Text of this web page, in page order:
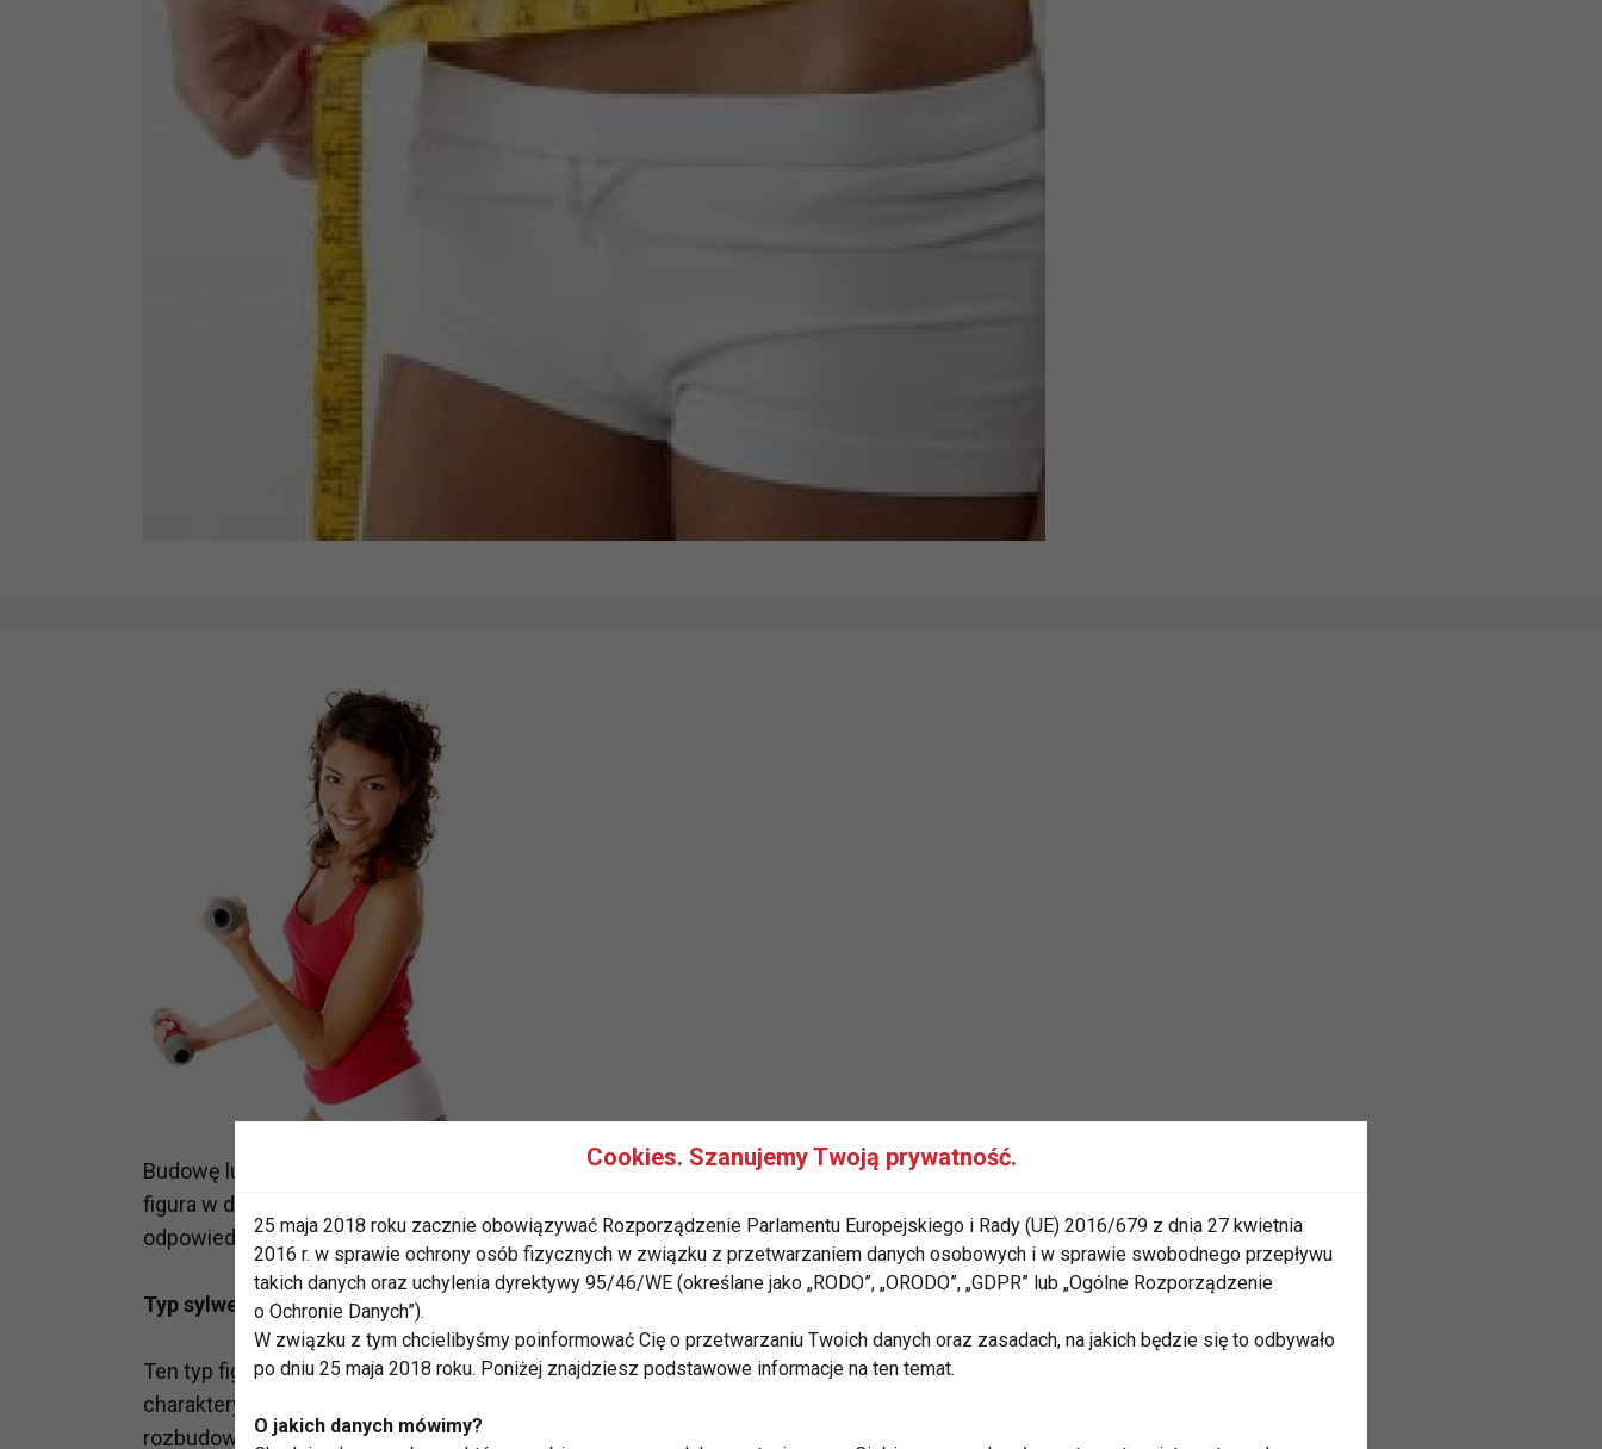
Budowę ludzkich ciał można porównać do trzech wzorców: gruszki, jabłka i klepsydry. Nasza
figura w dużej mierze zależy od uwarunkowań genetycznych. Jednak właściwa dieta,
odpowiednia ilośććwiczeń fizycznychpozwoli nam wymodelować figurę.
Typ sylwetki – gruszka
Ten typ figury zdecydowanie częściej występuje u kobiet niż u mężczyzn. Jej cechą
charakterystyczną jest drobna budowa górnych części ciała, jednak dolne jego partie są dość
rozbudowane. Gruszka to szczupłe ramiona i wąska talia, ale obfite biodra, pośladki i uda, czyli
Cookies. Szanujemy Twoją prywatność.
25 maja 2018 roku zacznie obowiązywać Rozporządzenie Parlamentu Europejskiego i Rady (UE) 2016/679 z dnia 27 kwietnia
2016 r. w sprawie ochrony osób fizycznych w związku z przetwarzaniem danych osobowych i w sprawie swobodnego przepływu
takich danych oraz uchylenia dyrektywy 95/46/WE (określane jako „RODO”, „ORODO”, „GDPR” lub „Ogólne Rozporządzenie
o Ochronie Danych”).
W związku z tym chcielibyśmy poinformować Cię o przetwarzaniu Twoich danych oraz zasadach, na jakich będzie się to odbywało
po dniu 25 maja 2018 roku. Poniżej znajdziesz podstawowe informacje na ten temat.
O jakich danych mówimy?